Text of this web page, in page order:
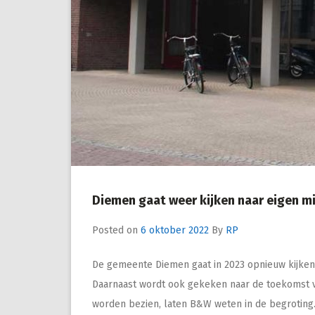
Diemen gaat weer kijken naar eigen
Posted on 6 oktober 2022 By RP
De gemeente Diemen gaat in 2023 opnieuw
Daarnaast wordt ook gekeken naar de
worden bezien, laten B&W weten in de